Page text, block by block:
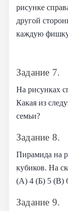
рисунке
другой
каждую
Задание 7.
На рисунках
Какая из
семьи?
Задание 8.
Пирамида на
кубиков. На
(А) 4 (Б) 5 (В)
Задание 9.